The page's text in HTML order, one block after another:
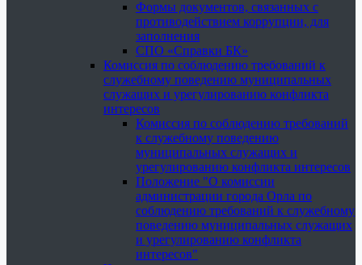
Формы документов, связанных с
противодействием коррупции, для
заполнения
СПО «Справки БК»
Комиссия по соблюдению требований к
служебному поведению муниципальных
служащих и урегулированию конфликта
интересов
Комиссия по соблюдению требований
к служебному поведению
муниципальных служащих и
урегулированию конфликта интересов
Положение "О комиссии
администрации города Орла по
соблюдению требований к служебному
поведению муниципальных служащих
и урегулированию конфликта
интересов"